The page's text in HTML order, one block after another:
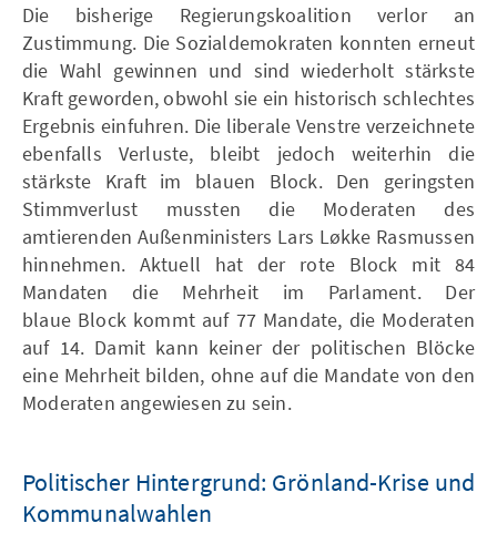
Die bisherige Regierungskoalition verlor an
Zustimmung. Die Sozialdemokraten konnten erneut
die Wahl gewinnen und sind wiederholt stärkste
Kraft geworden, obwohl sie ein historisch schlechtes
Ergebnis einfuhren. Die liberale Venstre verzeichnete
ebenfalls Verluste, bleibt jedoch weiterhin die
stärkste Kraft im blauen Block. Den geringsten
Stimmverlust mussten die Moderaten des
amtierenden Außenministers Lars Løkke Rasmussen
hinnehmen. Aktuell hat der rote Block mit 84
Mandaten die Mehrheit im Parlament. Der
blaue Block kommt auf 77 Mandate, die Moderaten
auf 14. Damit kann keiner der politischen Blöcke
eine Mehrheit bilden, ohne auf die Mandate von den
Moderaten angewiesen zu sein.
Politischer Hintergrund: Grönland-Krise und
Kommunalwahlen